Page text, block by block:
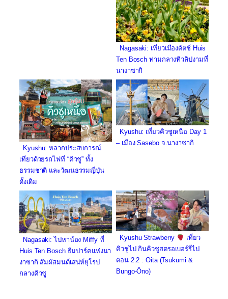
Nagasaki: เที่ยวเมืองดัตช์ Huis
Ten Bosch ท่ามกลางทิวลิปงามที่
นางาซากิ
Kyushu: หลากประสบการณ์
เที่ยวด้วยรถไฟที่ “คิวชู” ทั้ง
ธรรมชาติ และวัฒนธรรมญี่ปุ่น
ดั้งเดิม
Kyushu: เที่ยวคิวชูเหนือ Day 1
– เมือง Sasebo จ.นางาซากิ
Nagasaki: ไปหาน้อง Miffy ที่
Huis Ten Bosch ธีมปาร์คแห่งนา
งาซากิ สัมผัสมนต์เสน่ห์ยุโรป
กลางคิวชู
Kyushu Strawberry
เที่ยว
คิวชูไป กินคิวชูสตรอเบอร์รี่ไป
ตอน 2.2 : Oita (Tsukumi &
Bungo-Ōno)